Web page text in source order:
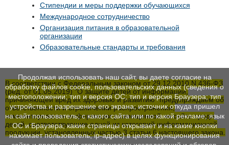
Стипендии и меры поддержки обучающихся
Международное сотрудничество
Организация питания в образовательной
организации
Образовательные стандарты и требования
В соответствии с Федеральным законом от 29.12.2010 N 436-ФЗ
(ред. от 01.05.2019) "О защите детей от информации,
причиняющей вред их здоровью и развитию" предупреждаем об
ответственности и ограничении распространения,
комментирования информации размещенной на сайте среди
детей, соответствующие одной из категорий информационной
продукции, установленных частью 3 статьи 6 настоящего закона.
Продолжая использовать наш сайт, вы даете согласие на
обработку файлов cookie, пользовательских данных (сведения о
местоположении; тип и версия ОС; тип и версия Браузера; тип
устройства и разрешение его экрана; источник откуда пришел
на сайт пользователь; с какого сайта или по какой рекламе; язык
ОС и Браузера; какие страницы открывает и на какие кнопки
нажимает пользователь; ip-адрес) в целях функционирования